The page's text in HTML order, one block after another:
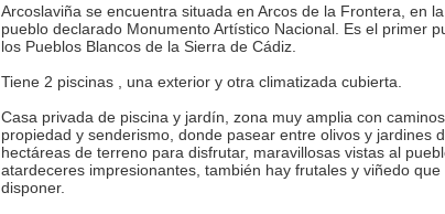
Arcoslaviña se encuentra situada en Arcos de la Frontera, en
pueblo declarado Monumento Artístico Nacional. Es el primer
los Pueblos Blancos de la Sierra de Cádiz.
Tiene 2 piscinas , una exterior y otra climatizada cubierta.
Casa privada de piscina y jardín, zona muy amplia con
propiedad y senderismo, donde pasear entre olivos y jardines
hectáreas de terreno para disfrutar, maravillosas vistas al
atardeceres impresionantes, también hay frutales y viñedo
disponer.